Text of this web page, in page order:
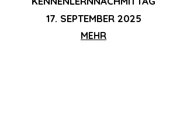
17. SEPTEMBER 2025
MEHR